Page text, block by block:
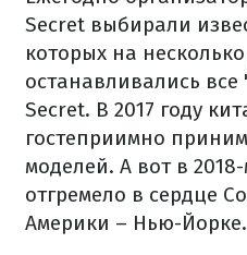
Secret выбирали
которых на
останавливались
Secret. В 2017 году
гостеприимно
моделей. А вот в
отгремело в сердце
Америки – Нью-Йорке.